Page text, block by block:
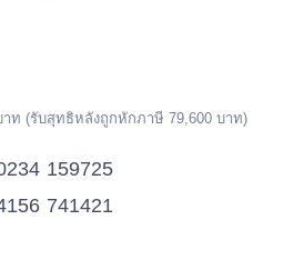
าท (รับสุทธิหลังถูกหักภาษี 79,600 บาท)
159725
741421